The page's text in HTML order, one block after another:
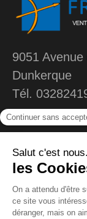
9051
Dunkerque
Tél.
MENU
Accueil
Echelles
Plateforme
Echafaudages